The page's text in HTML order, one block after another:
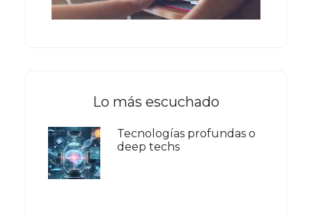
Lo más escuchado
Tecnologías profundas o
deep techs